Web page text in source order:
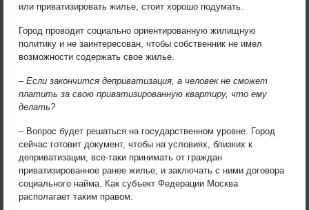
или приватизировать жилье, стоит хорошо подумать.
Город проводит социально ориентированную жилищную
политику и не заинтересован, чтобы собственник не имел
возможности содержать свое жилье.
– Если закончится деприватизация, а человек не сможет
платить за свою приватизированную квартиру, что ему
делать?
– Вопрос будет решаться на государственном уровне. Город
сейчас готовит документ, чтобы на условиях, близких к
деприватизации, все-таки принимать от граждан
приватизированное ранее жилье, и заключать с ними договора
социального найма. Как субъект Федерации Москва
располагает таким правом.